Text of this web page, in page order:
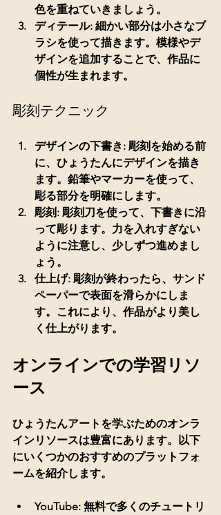
色を重ねていきましょう。
ディテール: 細かい部分は小さなブ
ラシを使って描きます。模様やデ
ザインを追加することで、作品に
個性が生まれます。
彫刻テクニック
デザインの下書き: 彫刻を始める前
に、ひょうたんにデザインを描き
ます。鉛筆やマーカーを使って、
彫る部分を明確にします。
彫刻 : 彫刻刀を使って、下書きに沿
って彫ります。力を入れすぎない
ように注意し、少しずつ進めまし
ょう。
仕上げ: 彫刻が終わったら、サンド
ペーパーで表面を滑らかにしま
す。これにより、作品がより美し
く仕上がります。
オンラインでの学習リソ
ース
ひょうたんアートを学ぶためのオンラ
インリソースは豊富にあります。以下
にいくつかのおすすめのプラットフォ
ームを紹介します。
YouTube: 無料で多くのチュートリ